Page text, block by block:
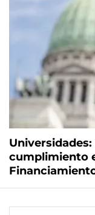
cumplimiento